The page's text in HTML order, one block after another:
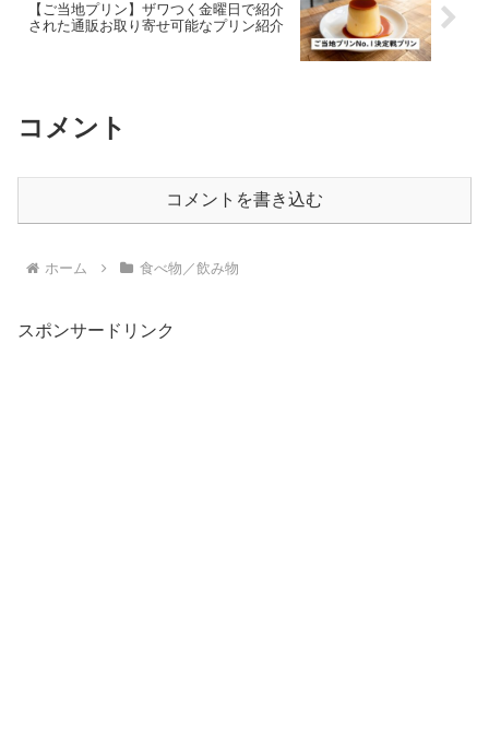
【ご当地プリン】ザワつく金曜日で紹介
された通販お取り寄せ可能なプリン紹介
コメント
コメントを書き込む
ホーム 食べ物／飲み物
スポンサードリンク